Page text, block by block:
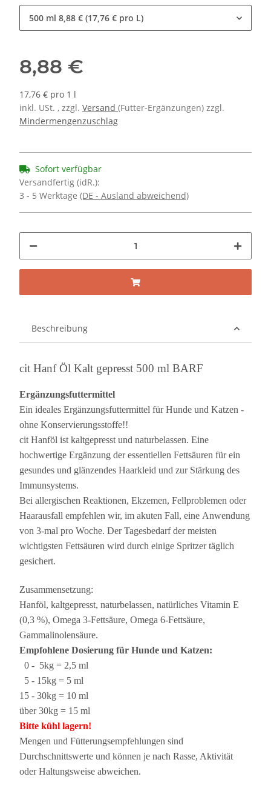
500 ml 8,88 € (17,76 € pro L)
8,88 €
17,76 € pro 1 l
inkl. USt. , zzgl. Versand (Futter-Ergänzungen) zzgl.
Mindermengenzuschlag
Sofort verfügbar
Versandfertig (idR.):
3 - 5 Werktage (DE - Ausland abweichend)
Beschreibung
cit Hanf Öl Kalt gepresst 500 ml BARF
Ergänzungsfuttermittel
Ein ideales Ergänzungsfuttermittel für Hunde und Katzen -
ohne Konservierungsstoffe!!
cit Hanföl ist kaltgepresst und naturbelassen. Eine
hochwertige Ergänzung der essentiellen Fettsäuren für ein
gesundes und glänzendes Haarkleid und zur Stärkung des
Immunsystems.
Bei allergischen Reaktionen, Ekzemen, Fellproblemen oder
Haarausfall empfehlen wir, im akuten Fall, eine Anwendung
von 3-mal pro Woche. Der Tagesbedarf der meisten
wichtigsten Fettsäuren wird durch einige Spritzer täglich
gesichert.
Zusammensetzung:
Hanföl, kaltgepresst, naturbelassen, natürliches Vitamin E
(0,3 %), Omega 3-Fettsäure, Omega 6-Fettsäure,
Gammalinolensäure.
Empfohlene Dosierung für Hunde und Katzen:
0 - 5kg = 2,5 ml
5 - 15kg = 5 ml
15 - 30kg = 10 ml
über 30kg = 15 ml
Bitte kühl lagern!
Mengen und Fütterungsempfehlungen sind
Durchschnittswerte und können je nach Rasse, Aktivität
oder Haltungsweise abweichen.